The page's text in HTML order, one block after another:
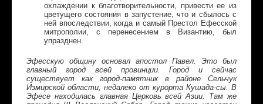
охлаждении к благотворительности, привести ее из
цветущего состояния в запустение, что и сбылось с
ней впоследствии, когда и самый Престол Ефесской
митрополии, с перенесением в Византию, был
упразднен.
Эфесскую общину основал апостол Павел. Это был
главный город всей провинции. Город и сейчас
существует как город-памятник в районе Сельчук
Измирской области, недалеко от курорта Кушада-сы. В
Эфесе находилась главная Церковь всей Азии. Там же